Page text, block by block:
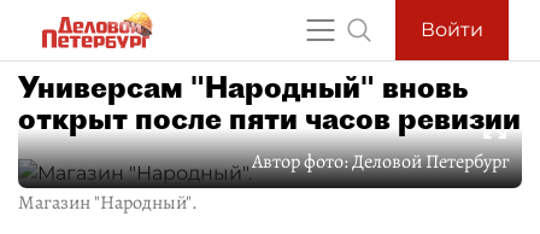
Войти
Универсам "Народный" вновь
открыт после пяти часов ревизии
Автор фото:Деловой Петербург
Магазин "Народный".